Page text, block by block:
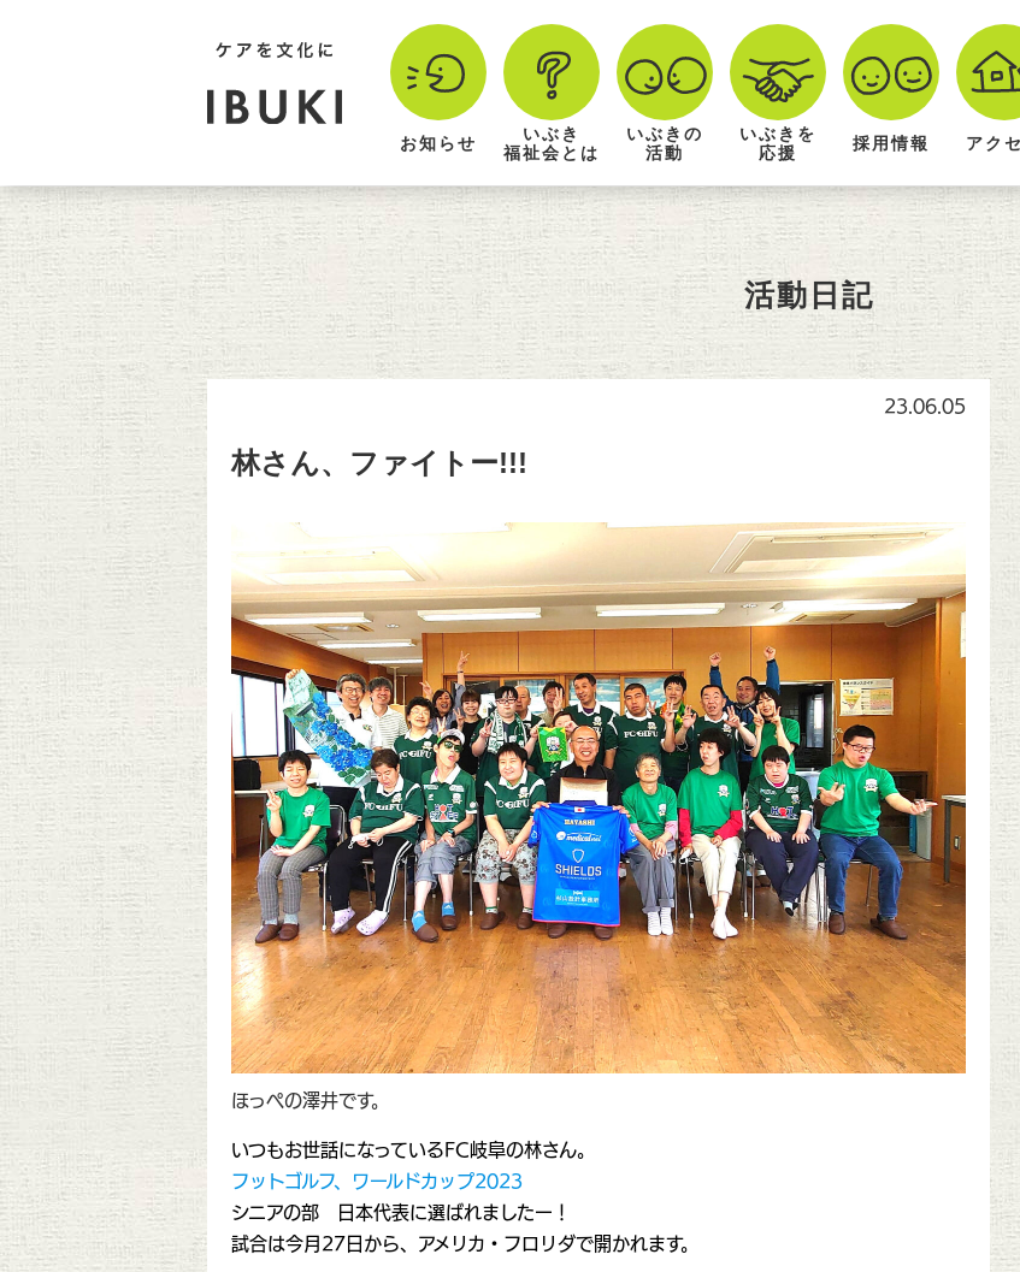
お知らせ
いぶき
福祉会とは
いぶきの
活動
いぶきを
応援
採用情報 アク
活動日記
23.06.05
林さん、ファイトー!!!
ほっぺの澤井です。
いつもお世話になっているFC岐阜の林さん。
フットゴルフ、ワールドカップ2023
シニアの部 日本代表に選ばれましたー！
試合は今月27日から、アメリカ・フロリダで開かれます。